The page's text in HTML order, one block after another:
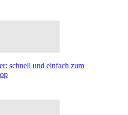
schnell und einfach zum